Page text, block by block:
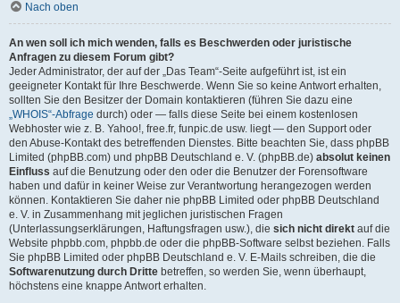
Nach oben
An wen soll ich mich wenden, falls es Beschwerden oder juristische
Anfragen zu diesem Forum gibt?
Jeder Administrator, der auf der „Das Team“-Seite aufgeführt ist, ist ein
geeigneter Kontakt für Ihre Beschwerde. Wenn Sie so keine Antwort erhalten,
sollten Sie den Besitzer der Domain kontaktieren (führen Sie dazu eine
„WHOIS“-Abfrage durch) oder — falls diese Seite bei einem kostenlosen
Webhoster wie z. B. Yahoo!, free.fr, funpic.de usw. liegt — den Support oder
den Abuse-Kontakt des betreffenden Dienstes. Bitte beachten Sie, dass phpBB
Limited (phpBB.com) und phpBB Deutschland e. V. (phpBB.de) absolut keinen
Einfluss auf die Benutzung oder den oder die Benutzer der Forensoftware
haben und dafür in keiner Weise zur Verantwortung herangezogen werden
können. Kontaktieren Sie daher nie phpBB Limited oder phpBB Deutschland
e. V. in Zusammenhang mit jeglichen juristischen Fragen
(Unterlassungserklärungen, Haftungsfragen usw.), die sich nicht direkt auf die
Website phpbb.com, phpbb.de oder die phpBB-Software selbst beziehen. Falls
Sie phpBB Limited oder phpBB Deutschland e. V. E-Mails schreiben, die die
Softwarenutzung durch Dritte betreffen, so werden Sie, wenn überhaupt,
höchstens eine knappe Antwort erhalten.